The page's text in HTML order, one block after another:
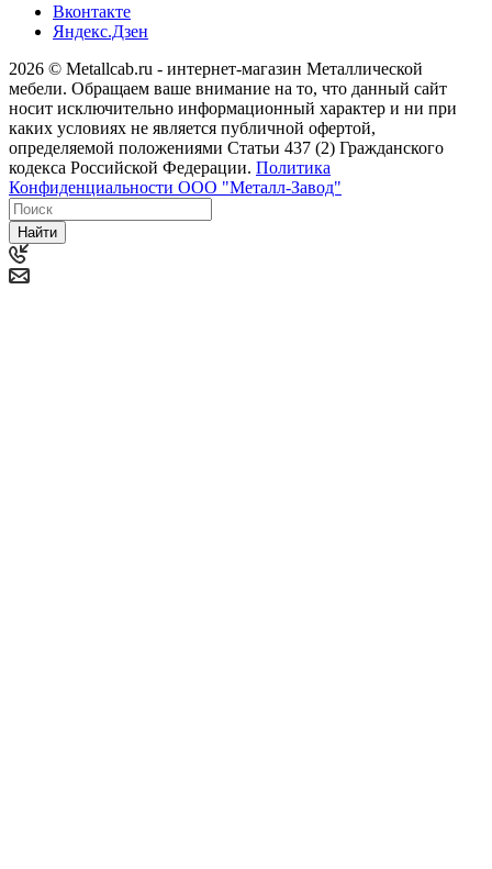
Вконтакте
Яндекс.Дзен
2026 © Metallcab.ru - интернет-магазин Металлической
мебели. Обращаем ваше внимание на то, что данный сайт
носит исключительно информационный характер и ни при
каких условиях не является публичной офертой,
определяемой положениями Статьи 437 (2) Гражданского
кодекса Российской Федерации. Политика
Конфиденциальности ООО "Металл-Завод"
Найти